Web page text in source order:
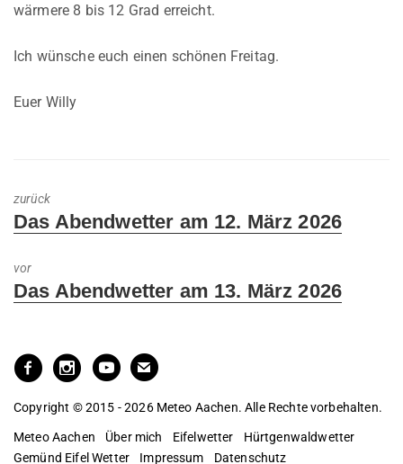
wärmere 8 bis 12 Grad erreicht.
Ich wünsche euch einen schönen Freitag.
Euer Willy
zurück
Previous
Das Abendwetter am 12. März 2026
vor
Next
Das Abendwetter am 13. März 2026
Copyright © 2015 - 2026 Meteo Aachen. Alle Rechte vorbehalten.
Meteo Aachen Über mich Eifelwetter
Hürtgenwaldwetter
Gemünd Eifel Wetter
Impressum Datenschutz